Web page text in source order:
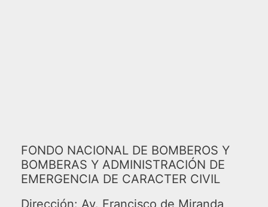
FONDO NACIONAL DE BOMBEROS Y
BOMBERAS Y ADMINISTRACIÓN DE
EMERGENCIA DE CARACTER CIVIL